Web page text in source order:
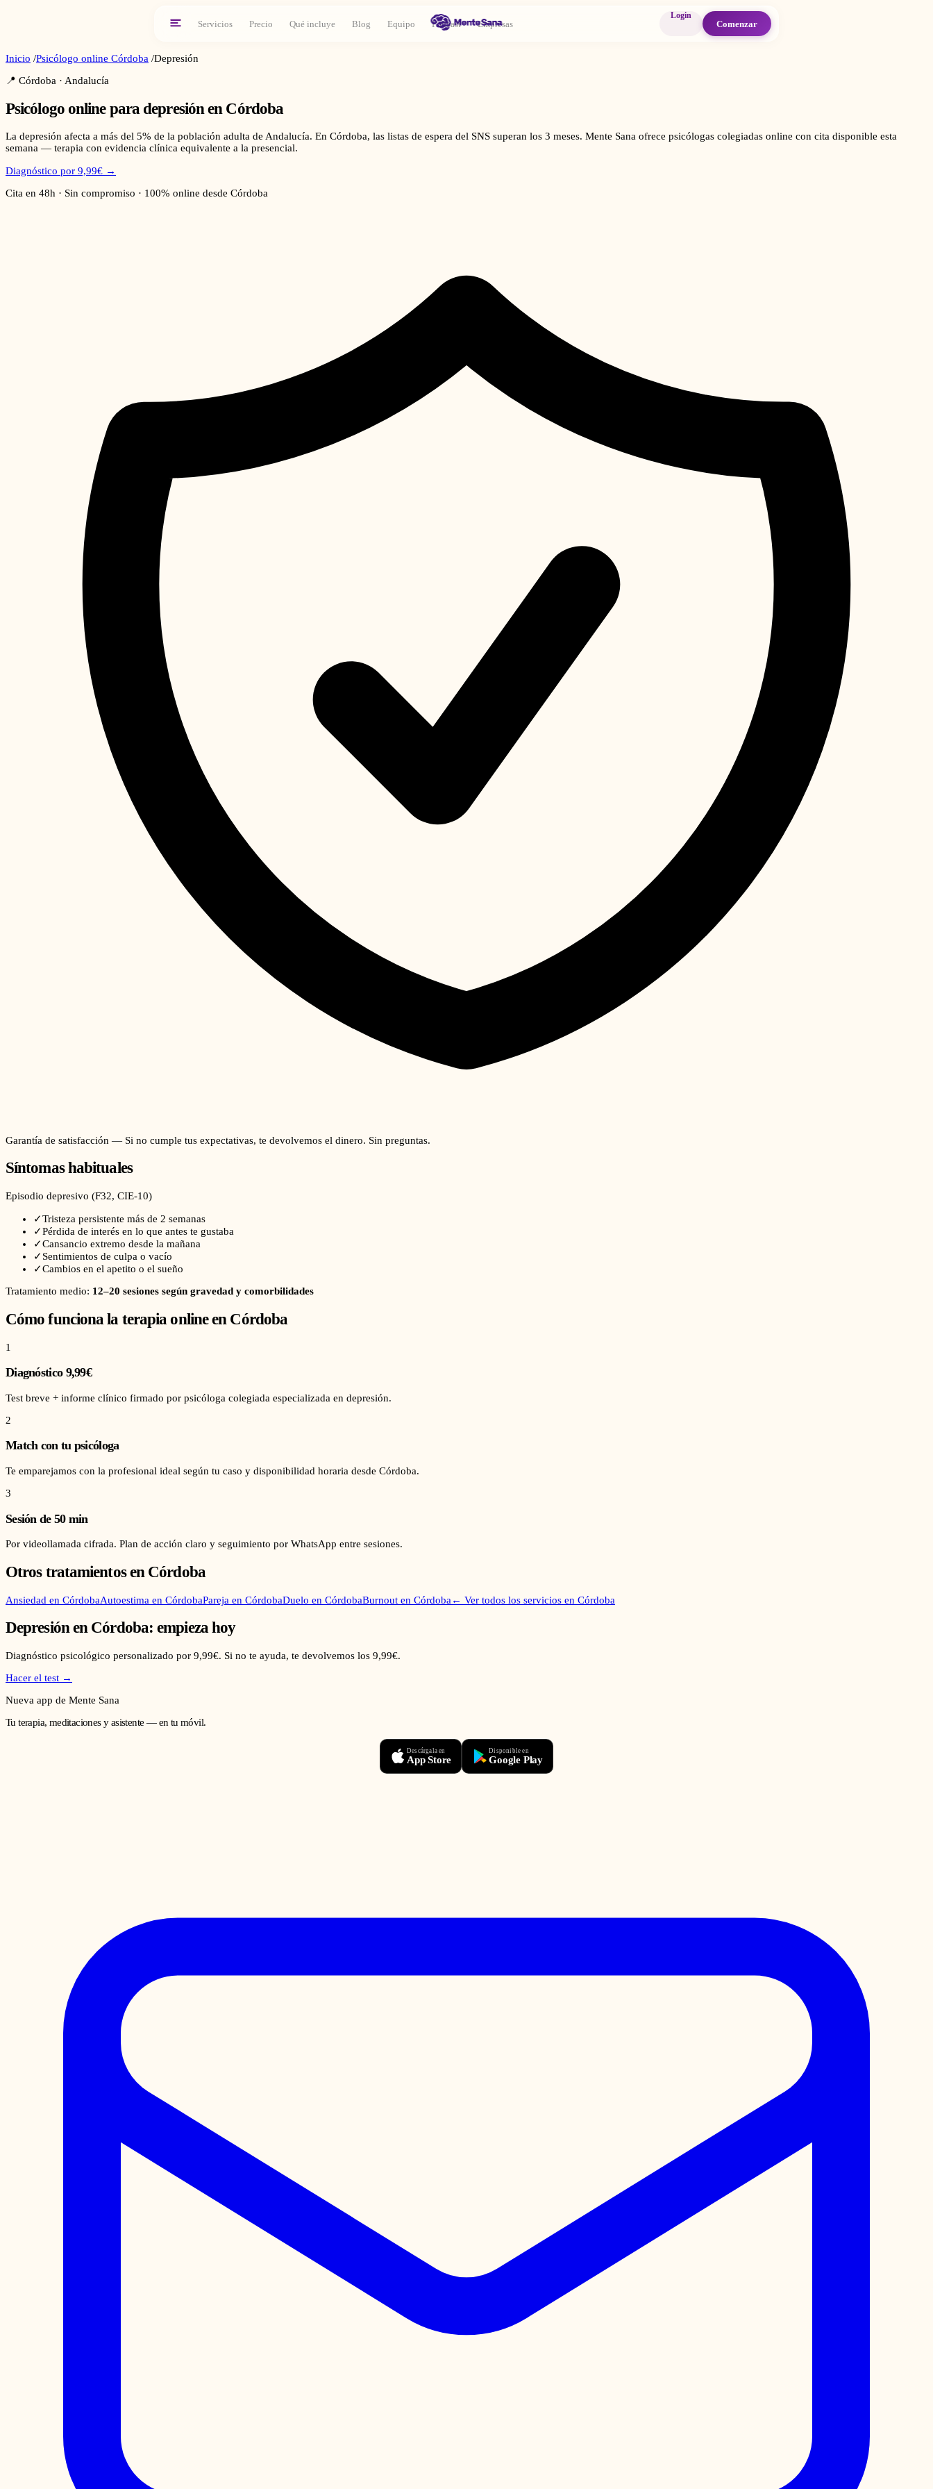
Servicios Precio Qué incluye Blog Equipo Podcast Empresas
Login
Comenzar
Inicio /Psicólogo online Córdoba /Depresión
📍 Córdoba · Andalucía
Psicólogo online para depresión en Córdoba
La depresión afecta a más del 5% de la población adulta de Andalucía. En Córdoba, las listas de espera del SNS superan los 3 meses. Mente Sana ofrece psicólogas colegiadas online con cita disponible esta
semana — terapia con evidencia clínica equivalente a la presencial.
Diagnóstico por 9,99€ →
Cita en 48h · Sin compromiso · 100% online desde Córdoba
Garantía de satisfacción — Si no cumple tus expectativas, te devolvemos el dinero. Sin preguntas.
Síntomas habituales
Episodio depresivo (F32, CIE-10)
✓Tristeza persistente más de 2 semanas
✓Pérdida de interés en lo que antes te gustaba
✓Cansancio extremo desde la mañana
✓ Sentimientos de culpa o vacío
✓Cambios en el apetito o el sueño
Tratamiento medio: 12–20 sesiones según gravedad y comorbilidades
Cómo funciona la terapia online en Córdoba
1
Diagnóstico 9,99€
Test breve + informe clínico firmado por psicóloga colegiada especializada en depresión.
2
Match con tu psicóloga
Te emparejamos con la profesional ideal según tu caso y disponibilidad horaria desde Córdoba.
3
Sesión de 50 min
Por videollamada cifrada. Plan de acción claro y seguimiento por WhatsApp entre sesiones.
Otros tratamientos en Córdoba
Ansiedad en CórdobaAutoestima en CórdobaPareja en CórdobaDuelo en CórdobaBurnout en Córdoba ← Ver todos los servicios en Córdoba
Depresiónen Córdoba: empieza hoy
Diagnóstico psicológico personalizado por 9,99€. Si no te ayuda, te devolvemos los 9,99€.
Hacer el test →
Nueva app de Mente Sana
Tu terapia, meditaciones y asistente — en tu móvil.
Descárgala en
App Store
Disponible en
Google Play